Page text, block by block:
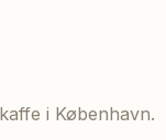
i København.